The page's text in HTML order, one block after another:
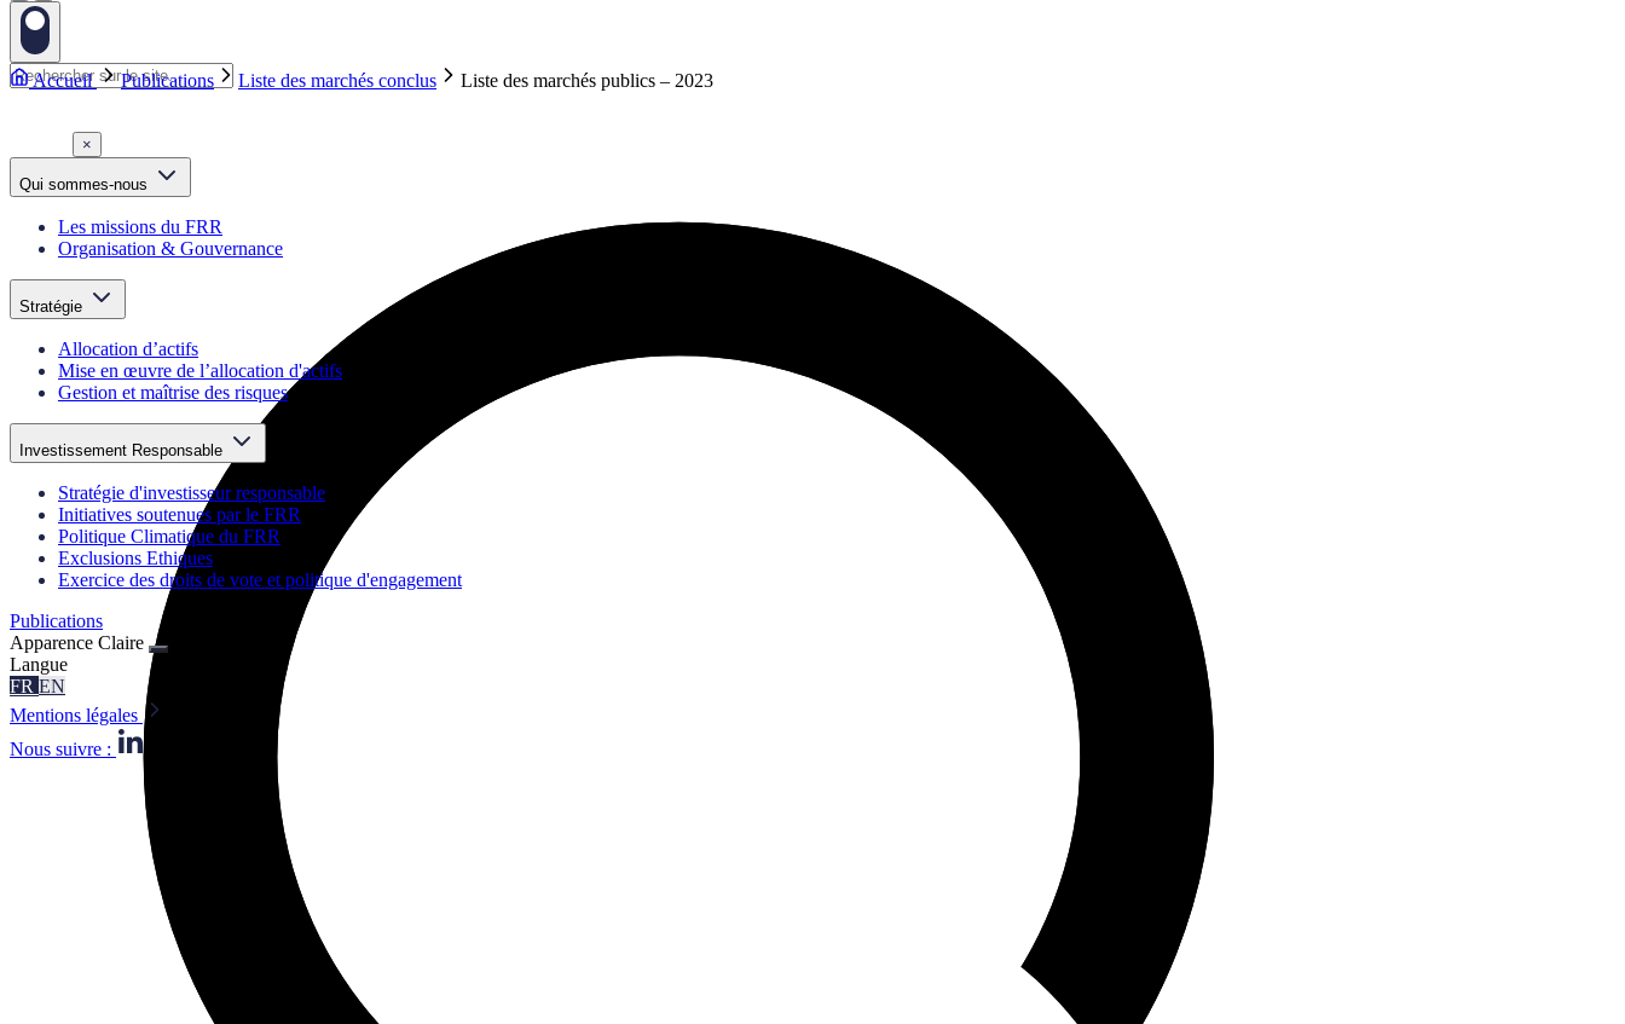
Accueil Publications Liste des marchés conclus Liste des marchés publics – 2023
×
Qui sommes-nous
Les missions du FRR
Organisation & Gouvernance
Stratégie
Allocation d’actifs
Mise en œuvre de l’allocation d'actifs
Gestion et maîtrise des risques
Investissement Responsable
Stratégie d'investisseur responsable
Initiatives soutenues par le FRR
Politique Climatique du FRR
Exclusions Ethiques
Exercice des droits de vote et politique d'engagement
Publications
Apparence Claire
Langue
FR EN
Mentions légales
Nous suivre :